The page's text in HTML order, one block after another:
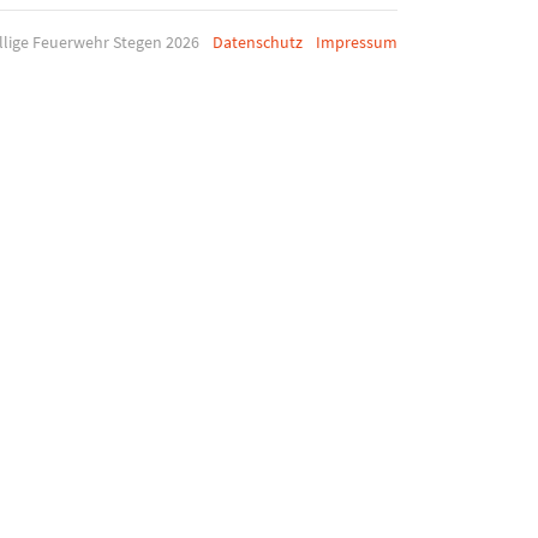
Feuerwehr Stegen 2026 Datenschutz Impressum